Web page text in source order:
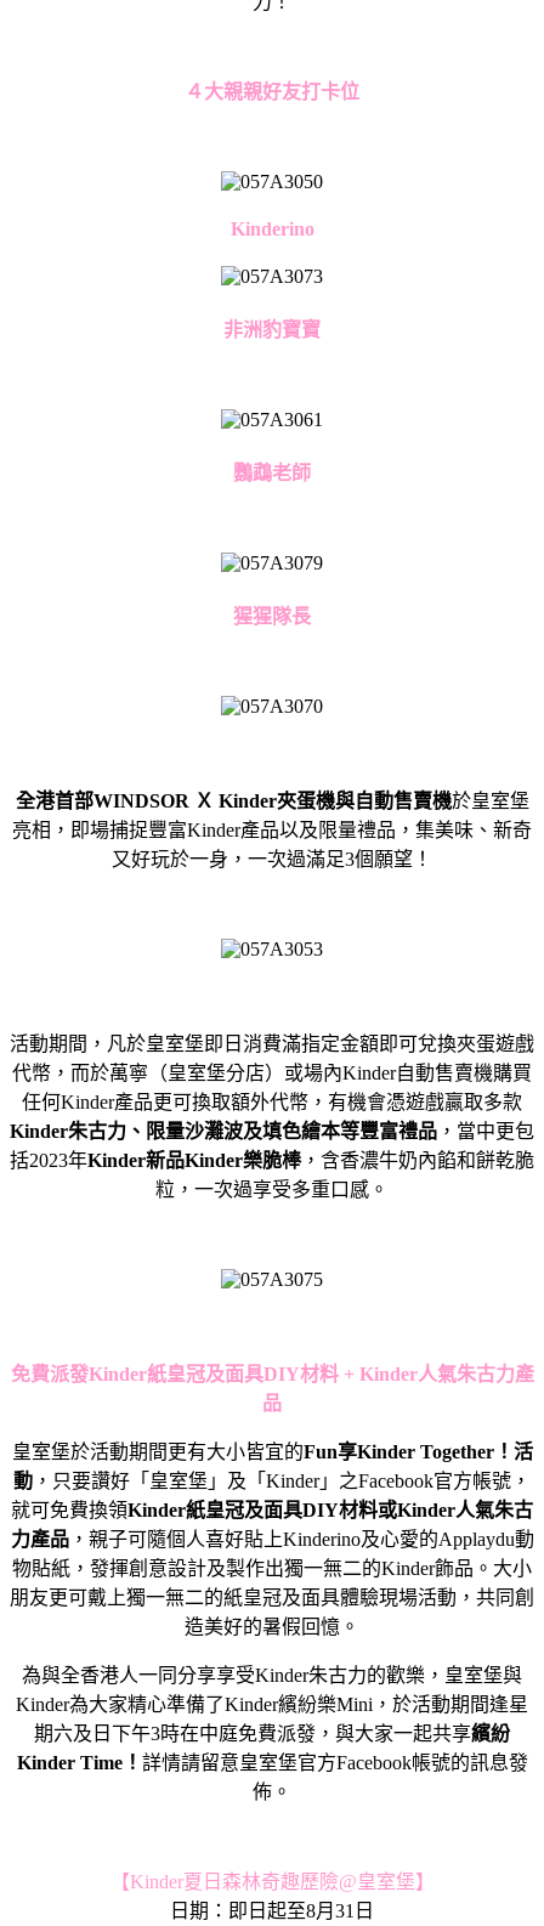
４大親親好友打卡位
Kinderino
非洲豹寶寶
鸚鵡老師
猩猩隊長
全港首部WINDSOR Ｘ Kinder夾蛋機與自動售賣機於皇室堡
亮相，即場捕捉豐富Kinder產品以及限量禮品，集美味、新奇
又好玩於一身，一次過滿足3個願望！
活動期間，凡於皇室堡即日消費滿指定金額即可兌換夾蛋遊戲
代幣，而於萬寧（皇室堡分店）或場內Kinder自動售賣機購買
任何Kinder產品更可換取額外代幣，有機會憑遊戲贏取多款
Kinder朱古力、限量沙灘波及填色繪本等豐富禮品 ，當中更包
括2023年Kinder新品Kinder樂脆棒，含香濃牛奶內餡和餅乾脆
粒，一次過享受多重口感。
免費派發Kinder紙皇冠及面具DIY材料 + Kinder人氣朱古力產
品
皇室堡於活動期間更有大小皆宜的Fun享Kinder Together！活
動 ，只要讚好「皇室堡」及「Kinder」之Facebook官方帳號，
就可免費換領Kinder紙皇冠及面具DIY材料或Kinder人氣朱古
力產品，親子可隨個人喜好貼上Kinderino及心愛的Applaydu動
物貼紙，發揮創意設計及製作出獨一無二的Kinder飾品。大小
朋友更可戴上獨一無二的紙皇冠及面具體驗現場活動，共同創
造美好的暑假回憶。
為與全香港人一同分享享受Kinder朱古力的歡樂，皇室堡與
Kinder為大家精心準備了Kinder繽紛樂Mini，於活動期間逢星
期六及日下午3時在中庭免費派發，與大家一起共享繽紛
Kinder Time！ 詳情請留意皇室堡官方Facebook帳號的訊息發
佈。
【Kinder夏日森林奇趣歷險@皇室堡】
日期：即日起至8月31日